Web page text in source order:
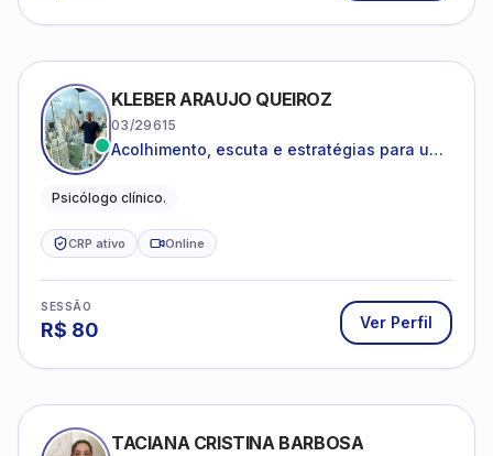
KLEBER ARAUJO QUEIROZ
03/29615
Acolhimento, escuta e estratégias para uma
Psicólogo clínico.
CRP ativo Online
SESSÃO
R$ 80 Ver Perfil
TACIANA CRISTINA BARBOSA